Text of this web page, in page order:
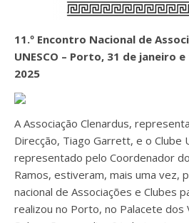
11.º Encontro Nacional de
UNESCO – Porto, 31 de janeiro
2025
A Associação Clenardus,
Direcção, Tiago Garrett, e o Clube
representado pelo Coordenador
Ramos, estiveram, mais uma vez,
nacional de Associações e Clubes
realizou no Porto, no Palacete dos